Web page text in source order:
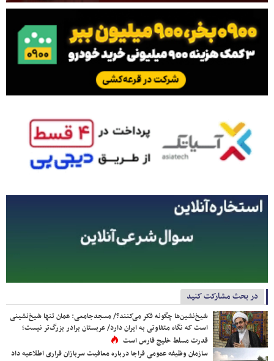
در بحث مشارکت کنید
شیخ‌نشین‌ها چگونه فکر می‌کنند؟/ مسجدجامعی: عمان تنها شیخ‌نشینی
است که نگاه متفاوتی به ایران دارد/ عربستان برادر بزرگ‌تر نیست؛
قدرت مسلط خلیج فارس است
سازمان وظیفه عمومی فراجا درباره معافیت سربازان فراری اطلاعیه داد